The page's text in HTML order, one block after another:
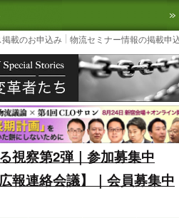
の物流ニュースサイト
3PL, SCMなど国内
載のお申込み 物流セミナー情報の掲載申
視察第2弾｜参加募集中
報連絡会議】｜会員募集中